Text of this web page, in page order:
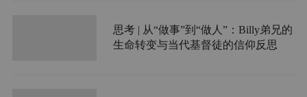
思考 | 从“做事”到“做人”：Billy弟兄的
生命转变与当代基督徒的信仰反思